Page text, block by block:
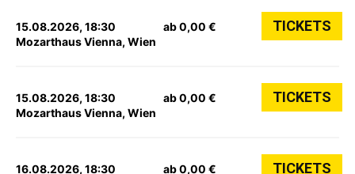
15.08.2026, 18:30
Mozarthaus Vienna, Wien
ab 0,00 € TICKETS
15.08.2026, 18:30
Mozarthaus Vienna, Wien
ab 0,00 € TICKETS
16.08.2026, 18:30
ab 0,00 € TICKETS